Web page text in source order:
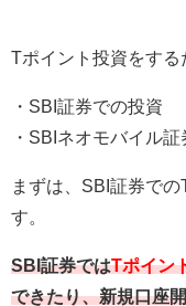
Tポイント投資をする
・SBI証券での投資
・SBIネオモバイル
まずは、SBI証券で
す。
SBI証券ではTポイン
できたり、新規口座